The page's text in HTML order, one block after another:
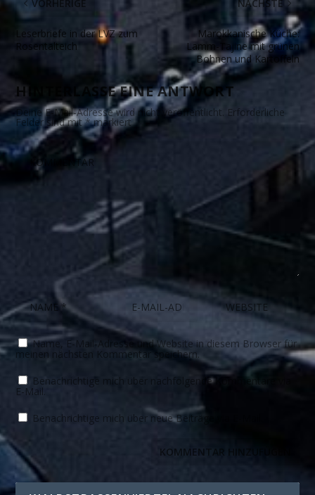
VORHERIGE
Leserbriefe in der LVZ zum
Rosentalteich
NÄCHSTE
Marokkanische Küche:
Lamm-Tajine mit grünen
Bohnen und Kartoffeln
HINTERLASSE EINE ANTWORT
Deine E-Mail-Adresse wird nicht veröffentlicht. Erforderliche
Felder sind mit*markiert
Name, E-Mail-Adresse und Website in diesem Browser für
meinen nächsten Kommentar speichern.
Benachrichtige mich über nachfolgende Kommentare via
E-Mail.
Benachrichtige mich über neue Beiträge via E-Mail.